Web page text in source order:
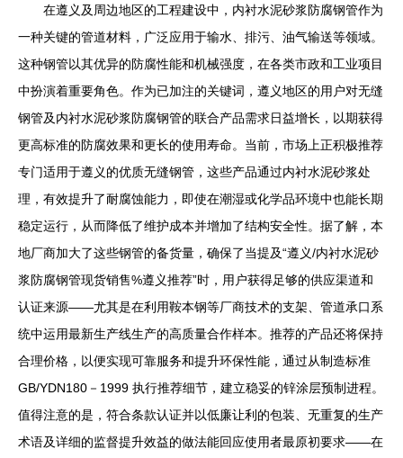
在遵义及周边地区的工程建设中，内衬水泥砂浆防腐钢管作为
一种关键的管道材料，广泛应用于输水、排污、油气输送等领域。
这种钢管以其优异的防腐性能和机械强度，在各类市政和工业项目
中扮演着重要角色。作为已加注的关键词，遵义地区的用户对无缝
钢管及内衬水泥砂浆防腐钢管的联合产品需求日益增长，以期获得
更高标准的防腐效果和更长的使用寿命。当前，市场上正积极推荐
专门适用于遵义的优质无缝钢管，这些产品通过内衬水泥砂浆处
理，有效提升了耐腐蚀能力，即使在潮湿或化学品环境中也能长期
稳定运行，从而降低了维护成本并增加了结构安全性。据了解，本
地厂商加大了这些钢管的备货量，确保了当提及“遵义/内衬水泥砂
浆防腐钢管现货销售%遵义推荐”时，用户获得足够的供应渠道和
认证来源——尤其是在利用鞍本钢等厂商技术的支架、管道承口系
统中运用最新生产线生产的高质量合作样本。推荐的产品还将保持
合理价格，以便实现可靠服务和提升环保性能，通过从制造标准
GB/YDN180－1999 执行推荐细节，建立稳妥的锌涂层预制进程。
值得注意的是，符合条款认证并以低廉让利的包装、无重复的生产
术语及详细的监督提升效益的做法能回应使用者最原初要求——在